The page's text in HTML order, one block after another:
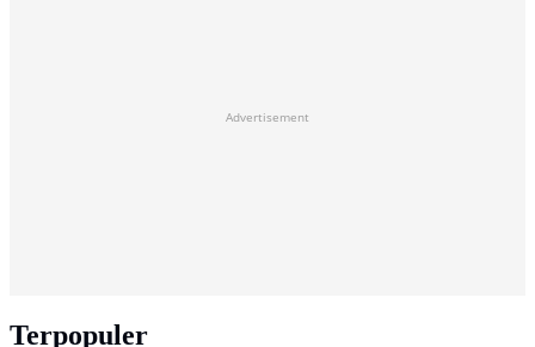
Advertisement
Terpopuler